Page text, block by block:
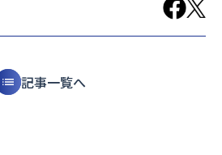
記事一覧へ